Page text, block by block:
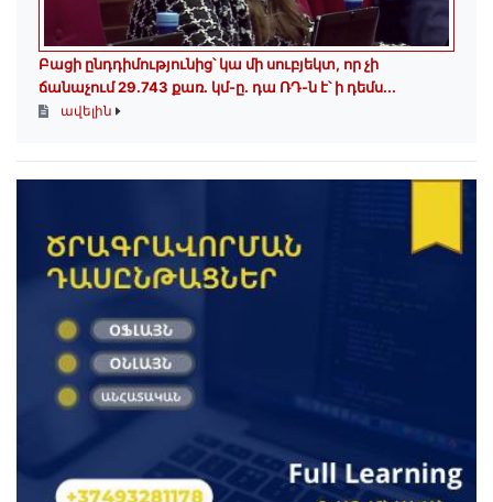
Բացի ընդդիմությունից՝ կա մի սուբյեկտ, որ չի
ճանաչում 29.743 քառ. կմ-ը. դա ՌԴ-ն է՝ ի դեմս...
ավելին